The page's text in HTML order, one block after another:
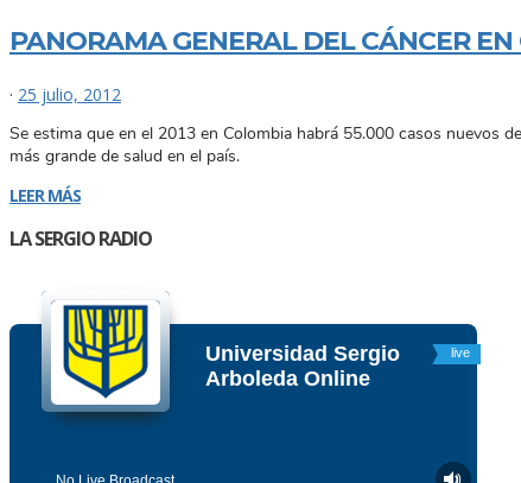
PANORAMA GENERAL DEL CÁNCER
· 25 julio, 2012
Se estima que en el 2013 en Colombia habrá 55.000 casos nuevos
más grande de salud en el país.
LEER MÁS
LA SERGIO RADIO